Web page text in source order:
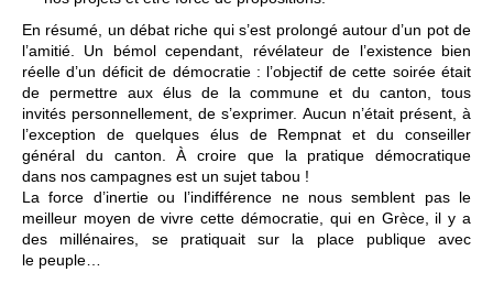
En résumé, un débat riche qui s’est prolongé autour d’un pot de
l’amitié. Un bémol cependant, révélateur de l’existence bien
réelle d’un déficit de démocratie : l’objectif de cette soirée était
de permettre aux élus de la commune et du canton, tous
invités personnellement, de s’exprimer. Aucun n’était présent, à
l’exception de quelques élus de Rempnat et du conseiller
général du canton. À croire que la pratique démocratique
dans nos campagnes est un sujet tabou !
La force d’inertie ou l’indifférence ne nous semblent pas le
meilleur moyen de vivre cette démocratie, qui en Grèce, il y a
des millénaires, se pratiquait sur la place publique avec
le peuple…